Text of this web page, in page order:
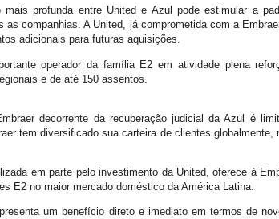
mais profunda entre United e Azul pode estimular a
companhias. A United, já comprometida com a
adicionais para futuras aquisições.
operador da família E2 em atividade plena
e de até 150 assentos.
decorrente da recuperação judicial da Azul é
tem diversificado sua carteira de clientes globalmente,
em parte pelo investimento da United, oferece à
E2 no maior mercado doméstico da América Latina.
um benefício direto e imediato em termos de